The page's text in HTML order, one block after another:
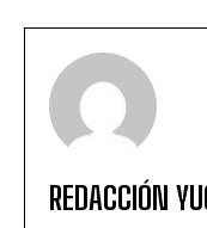
REDACCIÓN